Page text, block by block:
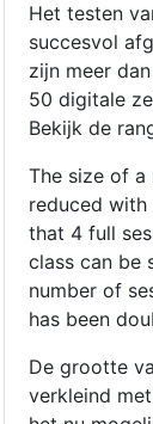
Het testen
succesvol
zijn meer
50 digitale
Bekijk de
The size of a
reduced with
that 4 full
class can be
number of
has been
De grootte
verkleind